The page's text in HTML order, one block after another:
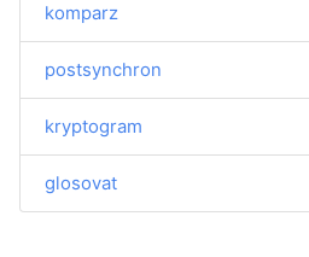
komparz
postsynchron
kryptogram
glosovat